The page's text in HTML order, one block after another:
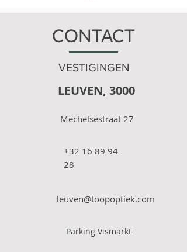
Zonnebrillen: onmisbaar
CONTACT
VESTIGINGEN
LEUVEN, 3000
Mechelsestraat 27
+32 16 89 94
28
leuven@toopoptiek.com
Parking Vismarkt